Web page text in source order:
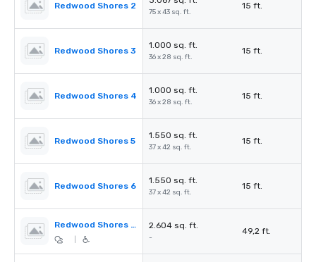
Redwood Shores 2
75 x 43 sq. ft.
15 ft.
Redwood Shores 3
1.000 sq. ft.
36 x 28 sq. ft.
15 ft.
Redwood Shores 4
1.000 sq. ft.
36 x 28 sq. ft.
15 ft.
Redwood Shores 5
1.550 sq. ft.
37 x 42 sq. ft.
15 ft.
Redwood Shores 6
1.550 sq. ft.
37 x 42 sq. ft.
15 ft.
Redwood Shores Pre-Function 2.604 sq. ft.
-
49,2 ft.